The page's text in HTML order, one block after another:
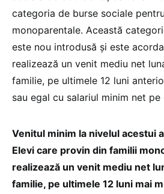
categoria de burse sociale
monoparentale. Această
este nou introdusă și este
realizează un venit mediu net
familie, pe ultimele 12 luni
sau egal cu salariul minim net pe
Venitul minim la nivelul acestui
Elevi care provin din familii
realizează un venit mediu net
familie, pe ultimele 12 luni mai